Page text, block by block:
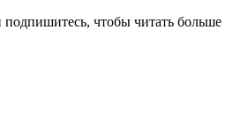
чтобы читать больше